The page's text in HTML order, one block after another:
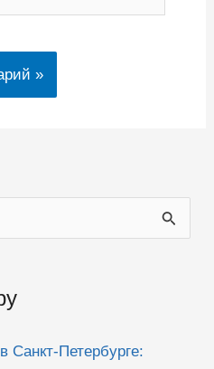
Санкт-Петербурге: